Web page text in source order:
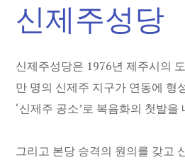
신제주성당
신제주성당은 1976년 제주시의
만 명의 신제주 지구가 연동에 형
‘신제주 공소’로 복음화의 첫발을
그리고 본당 승격의 원의를 갖고